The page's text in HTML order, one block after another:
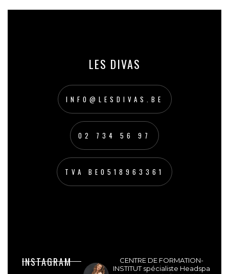
LES DIVAS
INFO@LESDIVAS.BE
02 734 56 97
TVA BE0518963361
INSTAGRAM
CENTRE DE FORMATION-
INSTITUT spécialiste Headspa